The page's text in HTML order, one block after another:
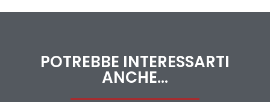
POTREBBE INTERESSARTI
ANCHE...